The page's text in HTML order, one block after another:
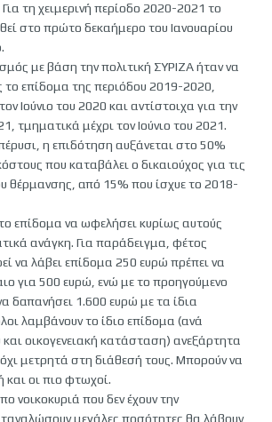
τη χειμερινή περίοδο 2020-2021 το
στο πρώτο δεκαήμερο του Ιανουαρίου
με βάση την πολιτική ΣΥΡΙΖΑ ήταν να
το επίδομα της περιόδου 2019-2020,
Ιούνιο του 2020 και αντίστοιχα για την
τμηματικά μέχρι τον Ιούνιο του 2021.
η επιδότηση αυξάνεται στο 50%
που καταβάλει ο δικαιούχος για τις
θέρμανσης, από 15% που ίσχυε το 2018-
επίδομα να ωφελήσει κυρίως αυτούς
ανάγκη. Για παράδειγμα, φέτος
να λάβει επίδομα 250 ευρώ πρέπει να
για 500 ευρώ, ενώ με το προηγούμενο
δαπανήσει 1.600 ευρώ με τα ίδια
λαμβάνουν το ίδιο επίδομα (ανά
οικογενειακή κατάσταση) ανεξάρτητα
μετρητά στη διάθεσή τους. Μπορούν να
και οι πιο φτωχοί.
νοικοκυριά που δεν έχουν την
μεγάλες ποσότητες θα λάβουν